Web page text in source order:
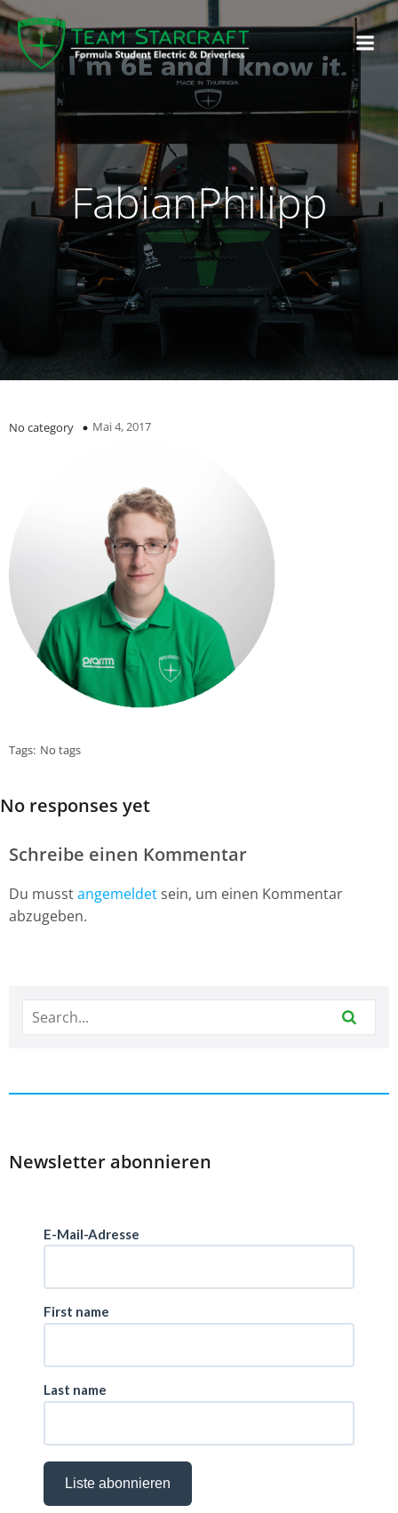
FabianPhilipp
No category Mai 4, 2017
Tags: No tags
No responses yet
Schreibe einen Kommentar
Du musstangemeldet sein, um einen Kommentar
abzugeben.
Newsletter abonnieren